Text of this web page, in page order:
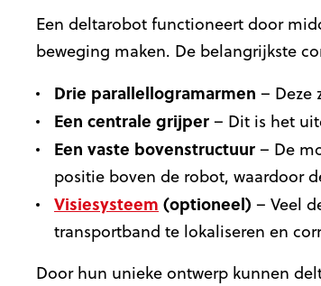
Een deltarobot functioneert door
beweging maken. De belangrijkste
Drie parallellogramarmen – Deze
Een centrale grijper – Dit is het
Een vaste bovenstructuur – De
positie boven de robot, waardoor
Visiesysteem (optioneel) – Veel
transportband te lokaliseren en
Door hun unieke ontwerp kunnen